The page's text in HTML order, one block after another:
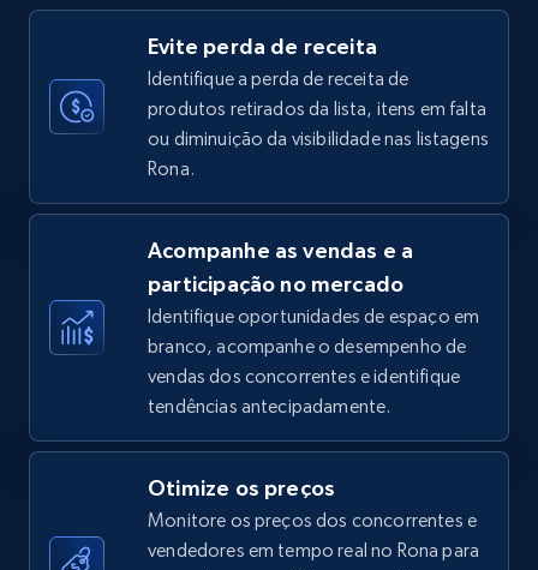
using sku numbers
URL, Final price, Sku, Currency, Gtin,
Specifications, Image urls, Top reviews, and
5.6K+ 876+ Comece agora
TikTok Shop
URL, Title, Available, Description, Currency, Initial
price, Final price, Discount percent, and more.
5.4K+ 668+ Comece agora
Evite perda de receita
Identifique a perda de receita de
produtos retirados da lista, itens em falta
ou diminuição da visibilidade nas listagens
Rona.
Acompanhe as vendas e a
participação no mercado
Identifique oportunidades de espaço em
branco, acompanhe o desempenho de
vendas dos concorrentes e identifique
tendências antecipadamente.
Otimize os preços
Monitore os preços dos concorrentes e
vendedores em tempo real no Rona para